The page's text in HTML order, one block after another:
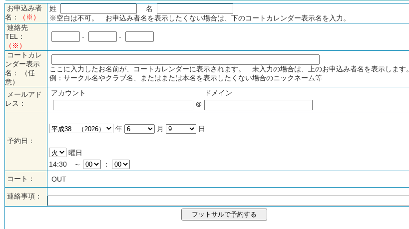
お申込み者
名：
（※）
姓
名
※空白は不可。 お申込み者名を表示したくない場合は、下のコートカレンダー表示名を入力。
連絡先
TEL：
（※）
- -
コートカレ
ンダー表示
名： （任
意）
ここに入力したお名前が、コートカレンダーに表示されます。 未入力の場合は、上のお申込み者名を表示します。
例：サークル名やクラブ名、またはまたは本名を表示したくない場合のニックネーム等
メールアド
レス：
アカウント
ドメイン
＠
予約日：
年 月 日
曜日
14:30 ～
：
コート：
OUT
連絡事項：